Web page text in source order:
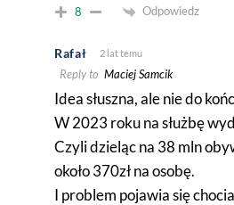
8 Odpowiedz
Rafał 2 lat temu
Reply to Maciej Samcik
Idea słuszna, ale nie do
W 2023 roku na służbę
Czyli dzieląc na 38 mln
około 370zł na osobę.
I problem pojawia się